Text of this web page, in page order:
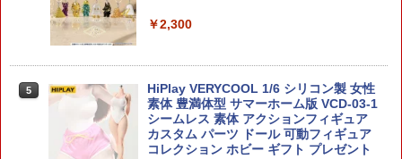
￥6,936
5
1/1 『メガミデバイス』 デザイアメイデ
ン レイダー シュガーグレイズ 【KP86
8】 (プラモデル)
￥6,959
￥2,300
5
HiPlay VERYCOOL 1/6 シリコン製 女性
素体 豊満体型 サマーホーム版 VCD-03-1
シームレス 素体 アクションフィギュア
カスタム パーツ ドール 可動フィギュア
コレクション ホビー ギフト プレゼント